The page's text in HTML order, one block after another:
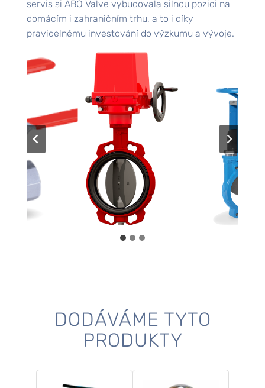
servis si ABO Valve vybudovala silnou pozici na
domácím i zahraničním trhu, a to i díky
pravidelnému investování do výzkumu a vývoje.
DODÁVÁME TYTO
PRODUKTY